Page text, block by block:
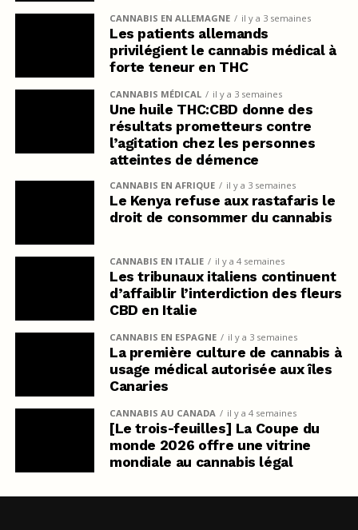
CANNABIS EN ALLEMAGNE il y a 3 semaines
Les patients allemands
privilégient le cannabis médical à
forte teneur en THC
CANNABIS MÉDICAL il y a 3 semaines
Une huile THC:CBD donne des
résultats prometteurs contre
l’agitation chez les personnes
atteintes de démence
CANNABIS EN AFRIQUE il y a 3 semaines
Le Kenya refuse aux rastafaris le
droit de consommer du cannabis
CANNABIS EN ITALIE il y a 4 semaines
Les tribunaux italiens continuent
d’affaiblir l’interdiction des fleurs
CBD en Italie
CANNABIS EN ESPAGNE il y a 3 semaines
La première culture de cannabis à
usage médical autorisée aux îles
Canaries
CANNABIS AU CANADA il y a 4 semaines
[Le trois-feuilles] La Coupe du
monde 2026 offre une vitrine
mondiale au cannabis légal